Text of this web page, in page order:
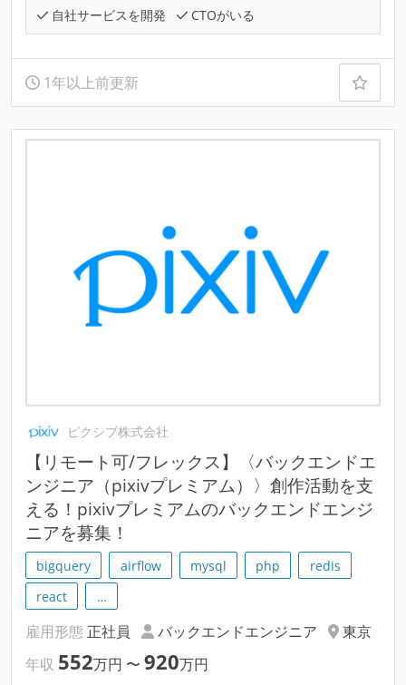
自社サービスを開発
CTOがいる
1年以上前更新
ピクシブ株式会社
【リモート可/フレックス】〈バックエンドエ
ンジニア（pixivプレミアム）〉創作活動を支
える！pixivプレミアムのバックエンドエンジ
ニアを募集！
bigquery airflow mysql php
redis
react
…
雇用形態 正社員 バックエンドエンジニア
東京
年収 552万円 〜 920万円